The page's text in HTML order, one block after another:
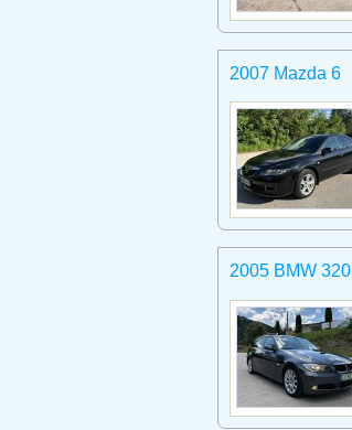
2007 Mazda 6
2005 BMW 320